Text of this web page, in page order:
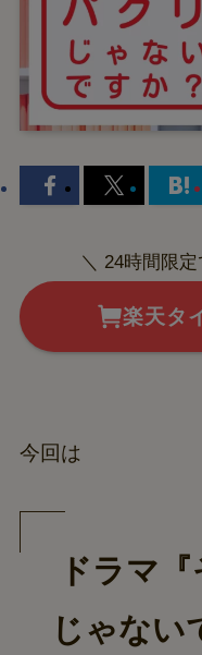
＼ 24時間限
楽天タ
今回は
ドラマ
じゃない